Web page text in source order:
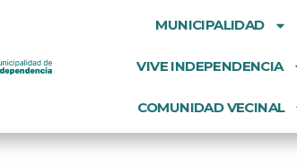
MUNICIPALIDAD
VIVE INDEPENDENCIA
COMUNIDAD VECINAL